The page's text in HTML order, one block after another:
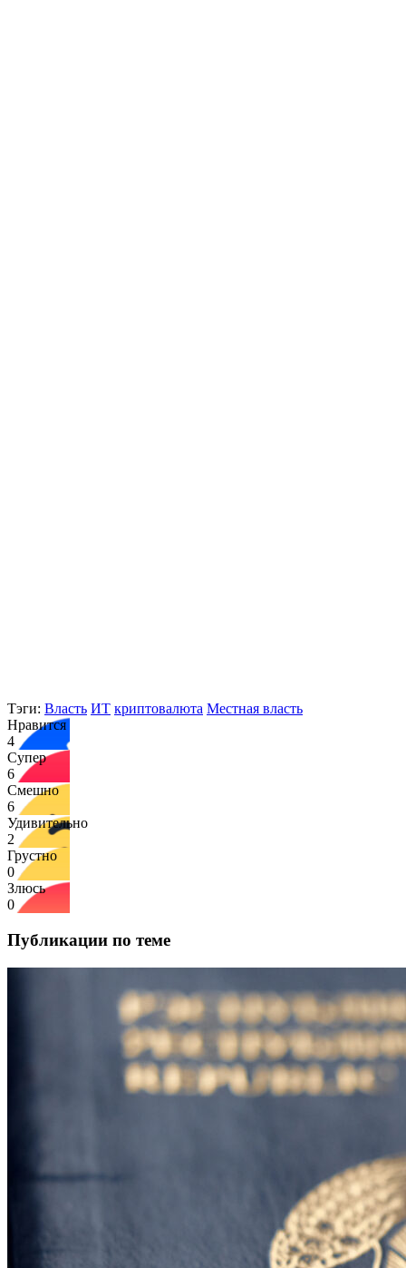
Тэги: Власть ИТ криптовалюта Местная власть
Нравится
4
Супер
6
Смешно
6
Удивительно
2
Грустно
0
Злюсь
0
Публикации по теме